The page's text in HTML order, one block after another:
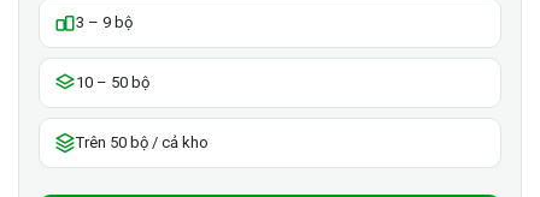
3 – 9 bộ
10 – 50 bộ
Trên 50 bộ / cả kho